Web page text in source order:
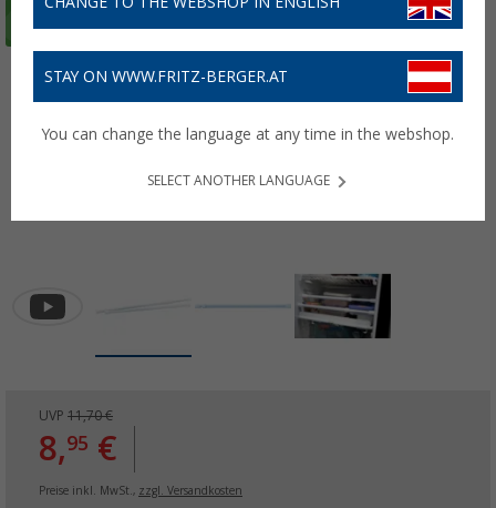
UVP 11,70 €
8,95 €
Preise inkl. MwSt., zzgl. Versandkosten
STAY ON WWW.FRITZ-BERGER.AT
You can change the language at any time in the webshop.
SELECT ANOTHER LANGUAGE